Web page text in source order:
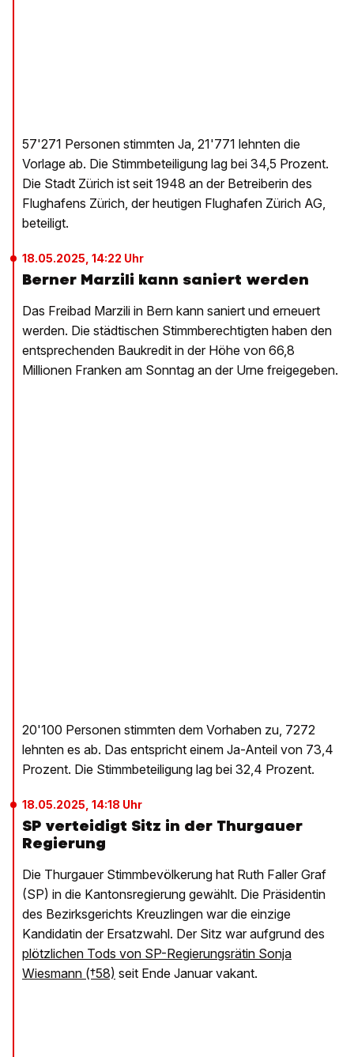
57'271 Personen stimmten Ja, 21'771 lehnten die
Vorlage ab. Die Stimmbeteiligung lag bei 34,5 Prozent.
Die Stadt Zürich ist seit 1948 an der Betreiberin des
Flughafens Zürich, der heutigen Flughafen Zürich AG,
beteiligt.
18.05.2025, 14:22 Uhr
Berner Marzili kann saniert werden
Das Freibad Marzili in Bern kann saniert und erneuert
werden. Die städtischen Stimmberechtigten haben den
entsprechenden Baukredit in der Höhe von 66,8
Millionen Franken am Sonntag an der Urne freigegeben.
20'100 Personen stimmten dem Vorhaben zu, 7272
lehnten es ab. Das entspricht einem Ja-Anteil von 73,4
Prozent. Die Stimmbeteiligung lag bei 32,4 Prozent.
18.05.2025, 14:18 Uhr
SP verteidigt Sitz in der Thurgauer
Regierung
Die Thurgauer Stimmbevölkerung hat Ruth Faller Graf
(SP) in die Kantonsregierung gewählt. Die Präsidentin
des Bezirksgerichts Kreuzlingen war die einzige
Kandidatin der Ersatzwahl. Der Sitz war aufgrund des ​
plötzlichen Tods von SP-Regierungsrätin Sonja
Wiesmann (†58) ​ seit Ende Januar vakant.